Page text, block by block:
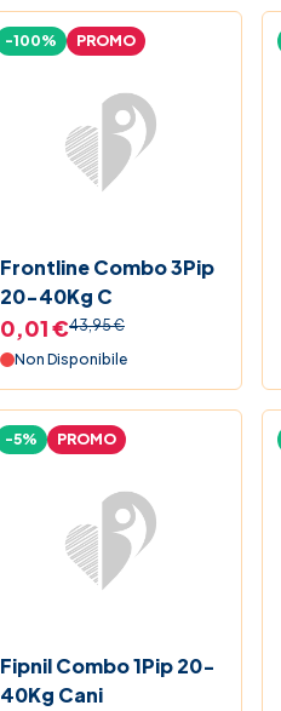
Frontline Combo 3Pip
20-40Kg C
-100% PROMO
0,01 €43,95 €
Non Disponibile
Fipnil Combo 1Pip 20-
40Kg Cani
-5% PROMO